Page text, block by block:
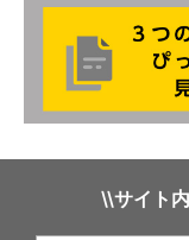
\\サイト